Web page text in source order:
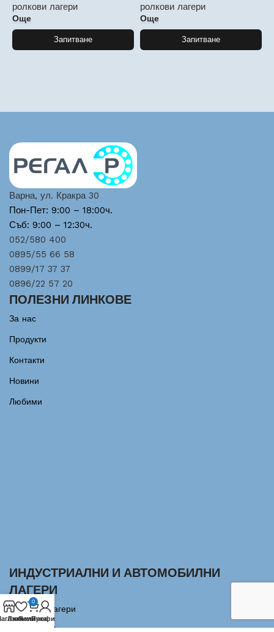
ролкови лагери
Още
Запитване
ролкови лагери
Още
Запитване
Варна, ул. Кракра 30
Пон-Пет: 9:00 – 18:00ч.
Съб: 9:00 – 12:30ч.
052/580 400
0895/55 66 58
0899/17 37 37
0896/22 57 20
ПОЛЕЗНИ ЛИНКОВЕ
За нас
Продукти
Контакти
Новини
Любими
ИНДУСТРИАЛНИ И АВТОМОБИЛНИ
ЛАГЕРИ
Сачмени лагери
Аксиални Лагери
Любими
0
Количка
Профил